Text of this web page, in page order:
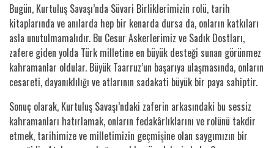
Bugün, Kurtuluş Savaşı’nda Süvari Birliklerimizin rolü, tarih
kitaplarında ve anılarda hep bir kenarda dursa da, onların katkıları
asla unutulmamalıdır. Bu Cesur Askerlerimiz ve Sadık Dostları,
zafere giden yolda Türk milletine en büyük desteği sunan görünmez
kahramanlar oldular. Büyük Taarruz’un başarıya ulaşmasında, onların
cesareti, dayanıklılığı ve atlarının sadakati büyük bir paya sahiptir.
Sonuç olarak, Kurtuluş Savaşı’ndaki zaferin arkasındaki bu sessiz
kahramanları hatırlamak, onların fedakârlıklarını ve rolünü takdir
etmek, tarihimize ve milletimizin geçmişine olan saygımızın bir